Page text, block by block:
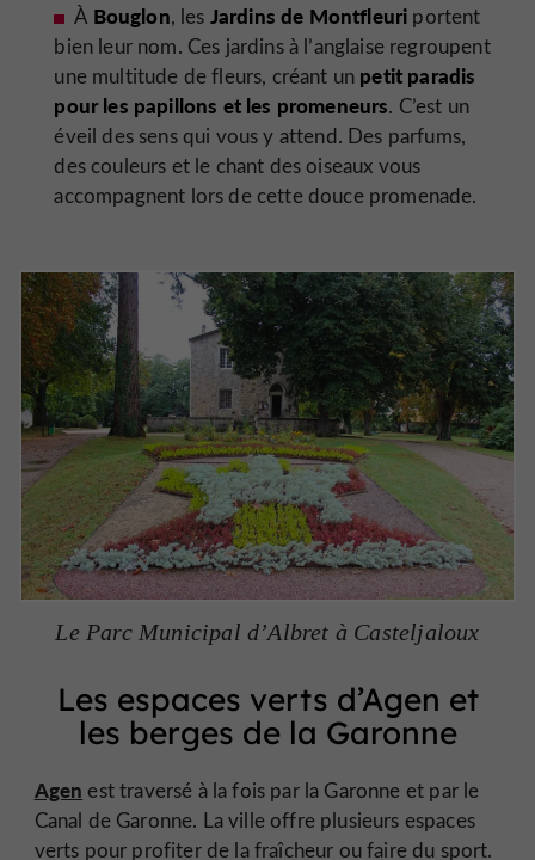
À Bouglon, les Jardins de Montfleuri portent
bien leur nom. Ces jardins à l’anglaise regroupent
une multitude de fleurs, créant un petit paradis
pour les papillons et les promeneurs. C’est un
éveil des sens qui vous y attend. Des parfums,
des couleurs et le chant des oiseaux vous
accompagnent lors de cette douce promenade.
Le Parc Municipal d’Albret à Casteljaloux
Les espaces verts d’Agen et
les berges de la Garonne
Agen est traversé à la fois par la Garonne et par le
Canal de Garonne. La ville offre plusieurs espaces
verts pour profiter de la fraîcheur ou faire du sport.